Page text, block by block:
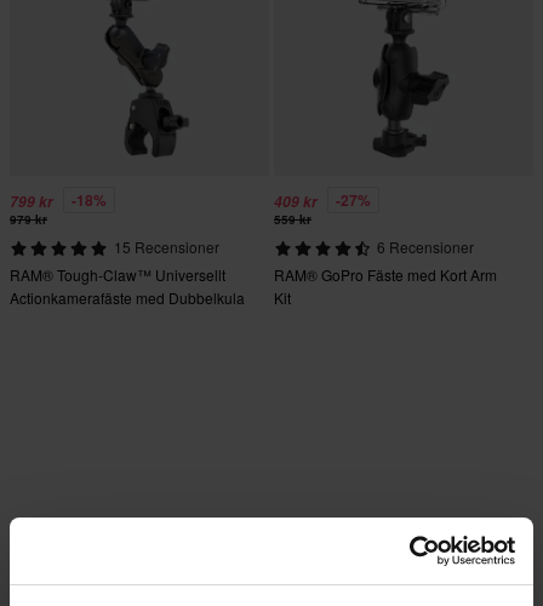
799 kr -18%
979 kr
15 Recensioner
RAM® Tough-Claw™ Universellt
Actionkamerafäste med Dubbelkula
409 kr -27%
559 kr
6 Recensioner
RAM® GoPro Fäste med Kort Arm
Kit